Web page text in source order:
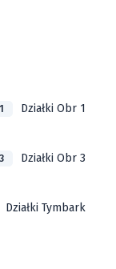
Działki Obr 1
Działki Obr 3
Działki Tymbark